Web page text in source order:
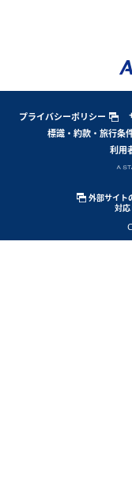
プライバシーポリシー
標識・約款・旅行条
利用
外部サイト
対応